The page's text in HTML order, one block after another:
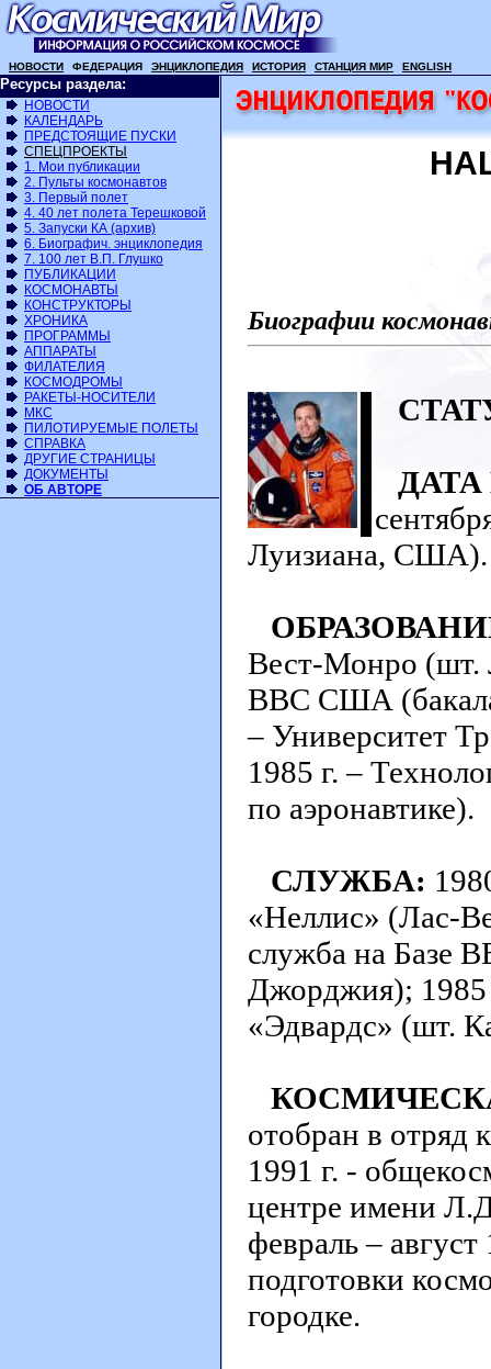
НОВОСТИ ФЕДЕРАЦИЯ ЭНЦИКЛОПЕДИЯ ИСТОРИЯ СТАНЦИЯ МИР ENGLISH
Ресурсы раздела:
НОВОСТИ
КАЛЕНДАРЬ
ПРЕДСТОЯЩИЕ ПУСКИ
СПЕЦПРОЕКТЫ
1. Мои публикации
2. Пульты космонавтов
3. Первый полет
4. 40 лет полета Терешковой
5. Запуски КА (архив)
6. Биографич. энциклопедия
7. 100 лет В.П. Глушко
ПУБЛИКАЦИИ
КОСМОНАВТЫ
КОНСТРУКТОРЫ
ХРОНИКА
ПРОГРАММЫ
АППАРАТЫ
ФИЛАТЕЛИЯ
КОСМОДРОМЫ
РАКЕТЫ-НОСИТЕЛИ
МКС
ПИЛОТИРУЕМЫЕ ПОЛЕТЫ
СПРАВКА
ДРУГИЕ СТРАНИЦЫ
ДОКУМЕНТЫ
ОБ АВТОРЕ
Биографии
Луизиана, США).
Вест-Монро (шт.
ВВС США
– Университет
1985 г. –
по аэронавтике).
СЛУЖБА:
«Неллис» (Лас-
служба на Базе
Джорджия);
«Эдвардс» (шт.
отобран в отряд
1991 г. -
центре имени
февраль –
подготовки
городке.